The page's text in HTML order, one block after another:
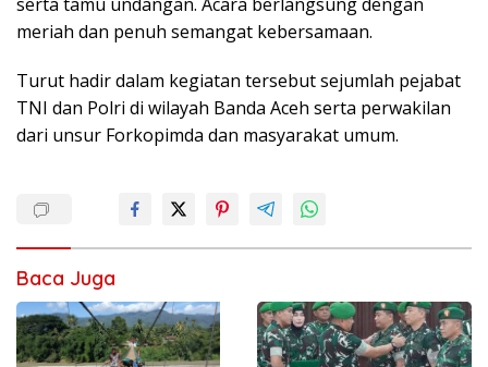
meriah dan penuh semangat kebersamaan.
Turut hadir dalam kegiatan tersebut sejumlah pejabat
TNI dan Polri di wilayah Banda Aceh serta perwakilan
dari unsur Forkopimda dan masyarakat umum.
Baca Juga